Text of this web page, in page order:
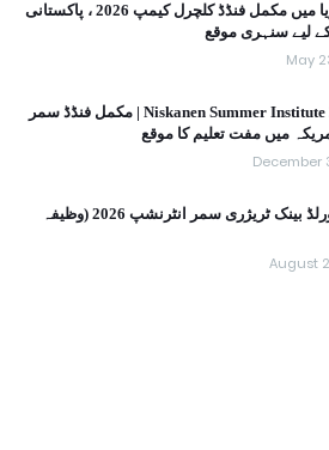
جنوبی کوریا میں مکمل فنڈڈ کلچرل کیمپ 2026 ، پاکستانی
لیے سنہری موقع
May
Niskanen Summer Institute 2026 USA | مکمل فنڈڈ سمر
میں مفت تعلیم کا موقع
December
USA میں ورلڈ بینک ٹریژری سمر انٹرنشپ 2026 (وظیفہ
August